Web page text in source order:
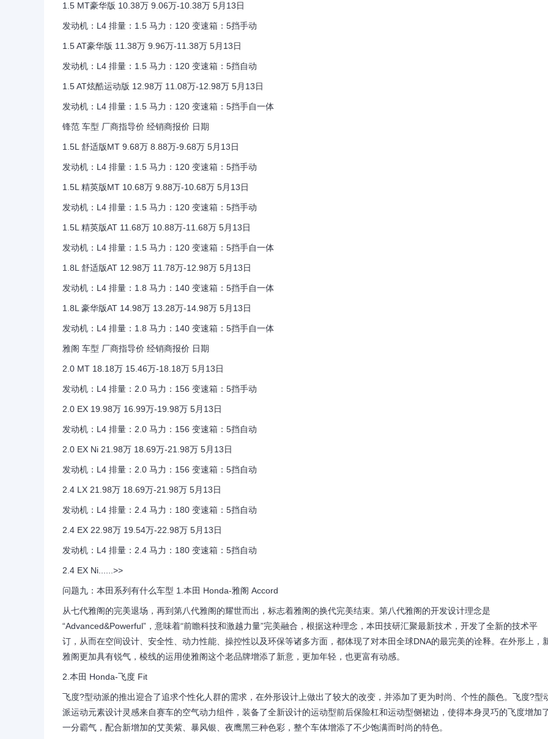
1.5 MT豪华版 10.38万 9.06万-10.38万 5月13日
发动机：L4 排量：1.5 马力：120 变速箱：5挡手动
1.5 AT豪华版 11.38万 9.96万-11.38万 5月13日
发动机：L4 排量：1.5 马力：120 变速箱：5挡自动
1.5 AT炫酷运动版 12.98万 11.08万-12.98万 5月13日
发动机：L4 排量：1.5 马力：120 变速箱：5挡手自一体
锋范 车型 厂商指导价 经销商报价 日期
1.5L 舒适版MT 9.68万 8.88万-9.68万 5月13日
发动机：L4 排量：1.5 马力：120 变速箱：5挡手动
1.5L 精英版MT 10.68万 9.88万-10.68万 5月13日
发动机：L4 排量：1.5 马力：120 变速箱：5挡手动
1.5L 精英版AT 11.68万 10.88万-11.68万 5月13日
发动机：L4 排量：1.5 马力：120 变速箱：5挡手自一体
1.8L 舒适版AT 12.98万 11.78万-12.98万 5月13日
发动机：L4 排量：1.8 马力：140 变速箱：5挡手自一体
1.8L 豪华版AT 14.98万 13.28万-14.98万 5月13日
发动机：L4 排量：1.8 马力：140 变速箱：5挡手自一体
雅阁 车型 厂商指导价 经销商报价 日期
2.0 MT 18.18万 15.46万-18.18万 5月13日
发动机：L4 排量：2.0 马力：156 变速箱：5挡手动
2.0 EX 19.98万 16.99万-19.98万 5月13日
发动机：L4 排量：2.0 马力：156 变速箱：5挡自动
2.0 EX Ni 21.98万 18.69万-21.98万 5月13日
发动机：L4 排量：2.0 马力：156 变速箱：5挡自动
2.4 LX 21.98万 18.69万-21.98万 5月13日
发动机：L4 排量：2.4 马力：180 变速箱：5挡自动
2.4 EX 22.98万 19.54万-22.98万 5月13日
发动机：L4 排量：2.4 马力：180 变速箱：5挡自动
2.4 EX Ni......>>
问题九：本田系列有什么车型 1.本田 Honda-雅阁 Accord
从七代雅阁的完美退场，再到第八代雅阁的耀世而出，标志着雅阁的换代完美结束。第八代雅阁的开发设计理念是
“Advanced&Powerful”，意味着“前瞻科技和激越力量”完美融合，根据这种理念，本田技研汇聚最新技术，开发了全新的技术平
订，从而在空间设计、安全性、动力性能、操控性以及环保等诸多方面，都体现了对本田全球DNA的最完美的诠释。在外形上，
雅阁更加具有锐气，棱线的运用使雅阁这个老品牌增添了新意，更加年轻，也更富有动感。
2.本田 Honda-飞度 Fit
飞度?型动派的推出迎合了追求个性化人群的需求，在外形设计上做出了较大的改变，并添加了更为时尚、个性的颜色。飞度?型
派运动元素设计灵感来自赛车的空气动力组件，装备了全新设计的运动型前后保险杠和运动型侧裙边，使得本身灵巧的飞度增加
一分霸气，配合新增加的艾美紫、暴风银、夜鹰黑三种色彩，整个车体增添了不少饱满而时尚的特色。